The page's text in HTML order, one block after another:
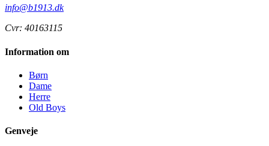
info@b1913.dk
Cvr: 40163115
Information om
Børn
Dame
Herre
Old Boys
Genveje